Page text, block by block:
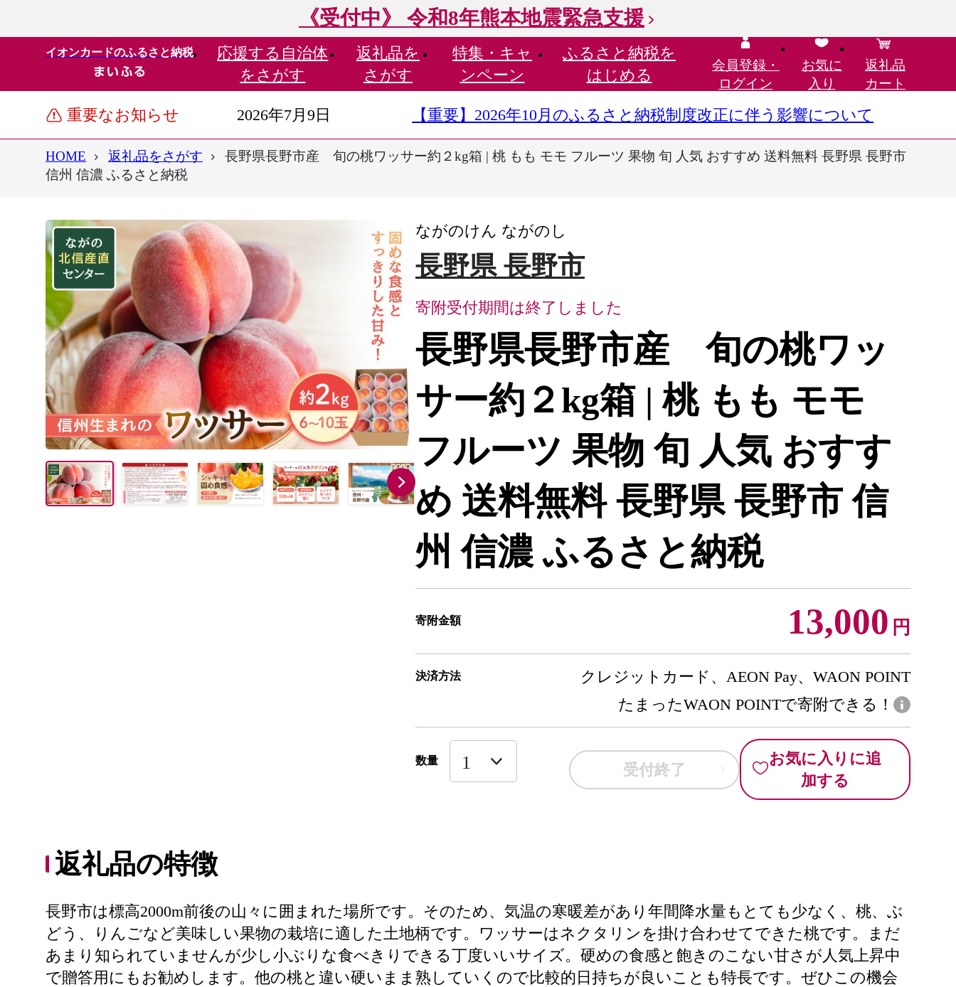
《受付中》 令和8年熊本地震緊急支援
イオンカードのふるさと納税 応援する 自治体
をさがす
返礼品を
さがす
特集・ キャ
ンペーン
ふるさと納税を
はじめる
会員登録・
ログイン
お気に
入り
返礼品
カート
重要なお知らせ 2026年7月9日 【重要】2026年10月のふるさと納税制度改正に伴う影響について
HOME 返礼品をさがす
長野県長野市産 旬の桃ワッサー約２kg箱 | 桃 もも モモ フルーツ 果物 旬 人気 おすすめ 送料無料 長野県 長野市
信州 信濃 ふるさと納税
ながのけん ながのし
長野県 長野市
寄附受付期間は終了しました
長野県長野市産 旬の桃ワッ
サー約２kg箱 | 桃 もも モモ
フルーツ 果物 旬 人気 おすす
め 送料無料 長野県 長野市 信
州 信濃 ふるさと納税
寄附金額 13,000 円
決済方法
クレジットカード、AEON Pay、WAON POINT
たまったWAON POINTで寄附できる！
数量 受付終了
お気に入りに追
加する
返礼品の特徴
長野市は標高2000m前後の山々に囲まれた場所です。そのため、気温の寒暖差があり年間降水量もとても少なく、桃、ぶ
どう、りんごなど美味しい果物の栽培に適した土地柄です。ワッサーはネクタリンを掛け合わせてできた桃です。まだ
あまり知られていませんが少し小ぶりな食べきりできる丁度いいサイズ。硬めの食感と飽きのこない甘さが人気上昇中
で贈答用にもお勧めします。他の桃と違い硬いまま熟していくので比較的日持ちが良いことも特長です。ぜひこの機会